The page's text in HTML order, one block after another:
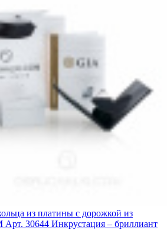
из платины с дорожкой из
Арт. 30644 Инкрустация – бриллиант